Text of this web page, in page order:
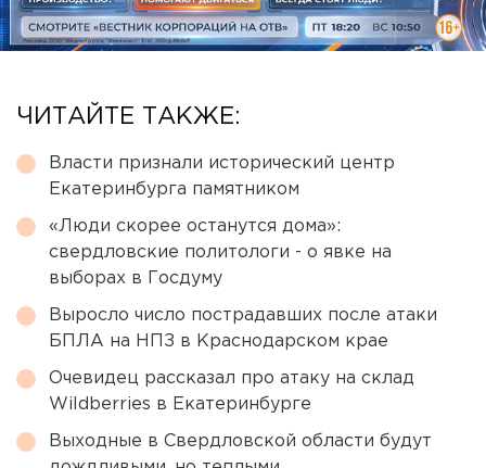
ЧИТАЙТЕ ТАКЖЕ:
Власти признали исторический центр
Екатеринбурга памятником
«Люди скорее останутся дома»:
свердловские политологи - о явке на
выборах в Госдуму
Выросло число пострадавших после атаки
БПЛА на НПЗ в Краснодарском крае
Очевидец рассказал про атаку на склад
Wildberries в Екатеринбурге
Выходные в Свердловской области будут